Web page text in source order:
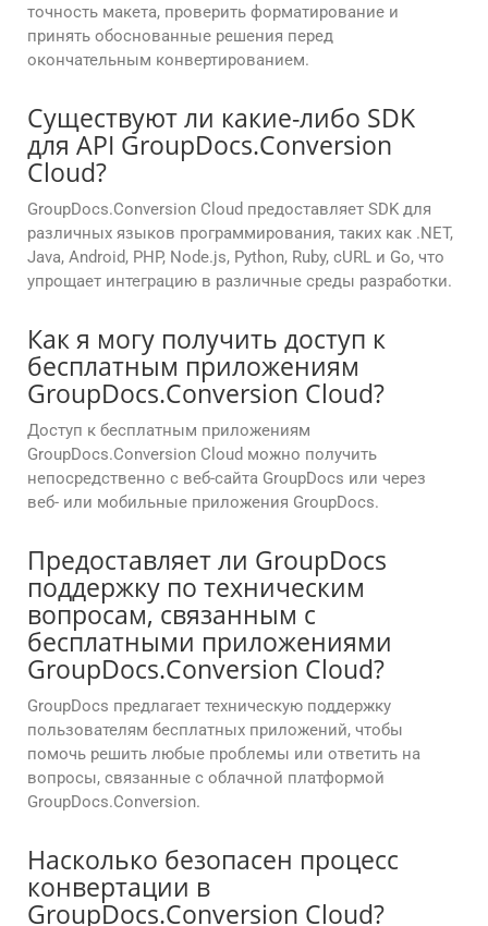
точность макета, проверить форматирование и
принять обоснованные решения перед
окончательным конвертированием.
Существуют ли какие-либо SDK
для API GroupDocs.Conversion
Cloud?
GroupDocs.Conversion Cloud предоставляет SDK для
различных языков программирования, таких как .NET,
Java, Android, PHP, Node.js, Python, Ruby, cURL и Go, что
упрощает интеграцию в различные среды разработки.
Как я могу получить доступ к
бесплатным приложениям
GroupDocs.Conversion Cloud?
Доступ к бесплатным приложениям
GroupDocs.Conversion Cloud можно получить
непосредственно с веб-сайта GroupDocs или через
веб- или мобильные приложения GroupDocs.
Предоставляет ли GroupDocs
поддержку по техническим
вопросам, связанным с
бесплатными приложениями
GroupDocs.Conversion Cloud?
GroupDocs предлагает техническую поддержку
пользователям бесплатных приложений, чтобы
помочь решить любые проблемы или ответить на
вопросы, связанные с облачной платформой
GroupDocs.Conversion.
Насколько безопасен процесс
конвертации в
GroupDocs.Conversion Cloud?